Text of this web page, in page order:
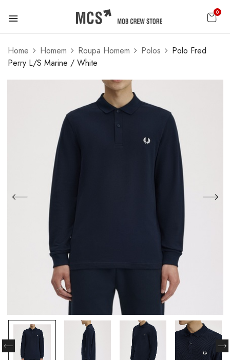
0
Home Homem Roupa Homem Polos
Polo Fred
Perry L/S Marine / White